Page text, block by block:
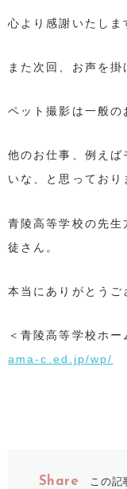
心より感謝いたしま
また次回、お声を掛
ペット撮影は一般の
他のお仕事、例えば
いな、と思っており
青陵高等学校の先生
徒さん。
本当にありがとうご
＜青陵高等学校ホー
ama-c.ed.jp/wp/
Share この記